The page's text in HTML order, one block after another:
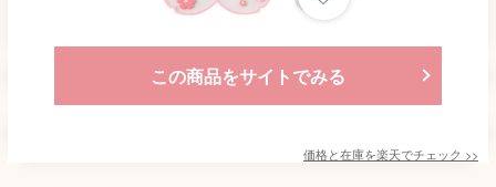
この商品をサイトでみる
価格と在庫を楽天でチェック >>